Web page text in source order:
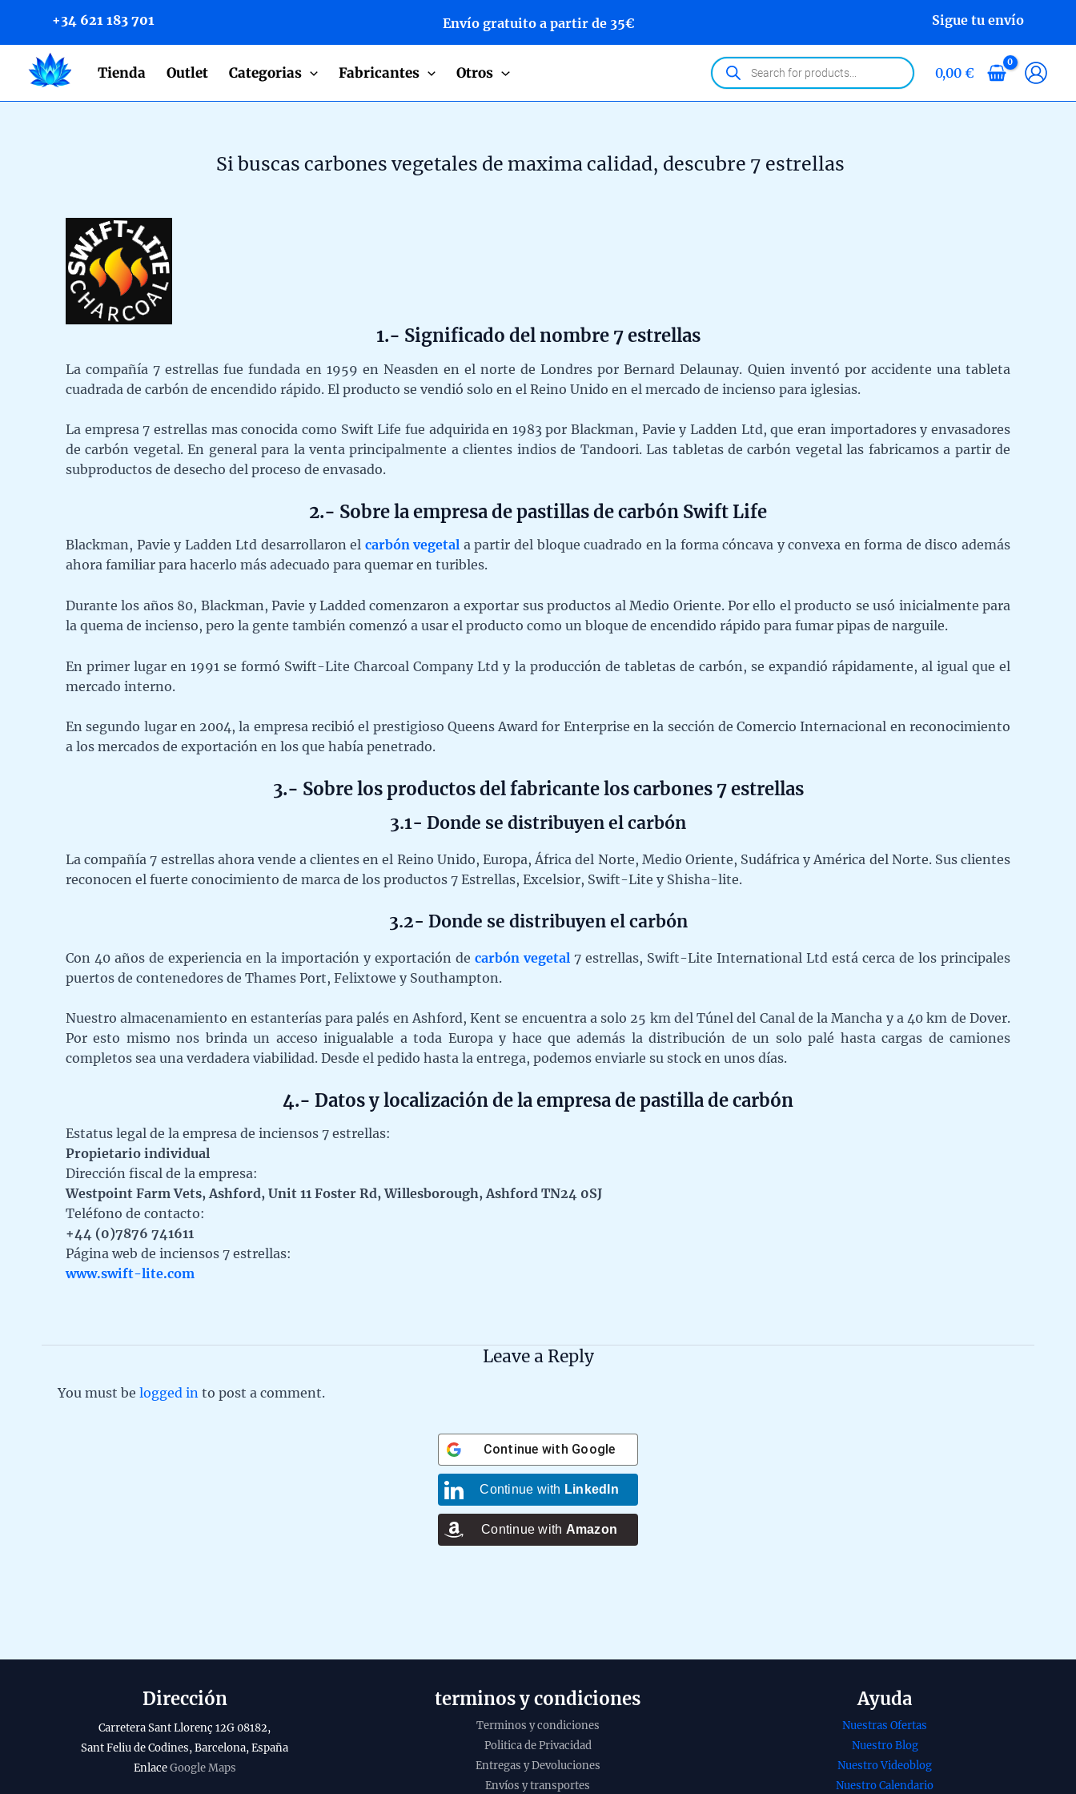
+34 621 183 701 Envío gratuito a partir de 35€ Sigue tu envío
Tienda Outlet Categorias Fabricantes Otros
Products
search
0,00 €
Si buscas carbones vegetales de maxima calidad, descubre 7 estrellas
1.- Significado del nombre 7 estrellas
La compañía 7 estrellas fue fundada en 1959 en Neasden en el norte de Londres por Bernard Delaunay. Quien inventó por accidente una tableta
cuadrada de carbón de encendido rápido. El producto se vendió solo en el Reino Unido en el mercado de incienso para iglesias.
La empresa 7 estrellas mas conocida como Swift Life fue adquirida en 1983 por Blackman, Pavie y Ladden Ltd, que eran importadores y envasadores
de carbón vegetal. En general para la venta principalmente a clientes indios de Tandoori. Las tabletas de carbón vegetal las fabricamos a partir de
subproductos de desecho del proceso de envasado.
2.- Sobre la empresa de pastillas de carbón Swift Life
Blackman, Pavie y Ladden Ltd desarrollaron el carbón vegetal a partir del bloque cuadrado en la forma cóncava y convexa en forma de disco además
ahora familiar para hacerlo más adecuado para quemar en turibles.
Durante los años 80, Blackman, Pavie y Ladded comenzaron a exportar sus productos al Medio Oriente. Por ello el producto se usó inicialmente para
la quema de incienso, pero la gente también comenzó a usar el producto como un bloque de encendido rápido para fumar pipas de narguile.
En primer lugar en 1991 se formó Swift-Lite Charcoal Company Ltd y la producción de tabletas de carbón, se expandió rápidamente, al igual que el
mercado interno.
En segundo lugar en 2004, la empresa recibió el prestigioso Queens Award for Enterprise en la sección de Comercio Internacional en reconocimiento
a los mercados de exportación en los que había penetrado.
3.- Sobre los productos del fabricante los carbones 7 estrellas
3.1- Donde se distribuyen el carbón
La compañía 7 estrellas ahora vende a clientes en el Reino Unido, Europa, África del Norte, Medio Oriente, Sudáfrica y América del Norte. Sus clientes
reconocen el fuerte conocimiento de marca de los productos 7 Estrellas, Excelsior, Swift-Lite y Shisha-lite.
3.2- Donde se distribuyen el carbón
Con 40 años de experiencia en la importación y exportación de carbón vegetal 7 estrellas, Swift-Lite International Ltd está cerca de los principales
puertos de contenedores de Thames Port, Felixtowe y Southampton.
Nuestro almacenamiento en estanterías para palés en Ashford, Kent se encuentra a solo 25 km del Túnel del Canal de la Mancha y a 40 km de Dover.
Por esto mismo nos brinda un acceso inigualable a toda Europa y hace que además la distribución de un solo palé hasta cargas de camiones
completos sea una verdadera viabilidad. Desde el pedido hasta la entrega, podemos enviarle su stock en unos días.
4.- Datos y localización de la empresa de pastilla de carbón
Estatus legal de la empresa de inciensos 7 estrellas:
Propietario individual
Dirección fiscal de la empresa:
Westpoint Farm Vets, Ashford, Unit 11 Foster Rd, Willesborough, Ashford TN24 0SJ
Teléfono de contacto:
+44 (0)7876 741611
Página web de inciensos 7 estrellas:
www.swift-lite.com
Leave a Reply
You must be logged in to post a comment.
Continue with Google
Continue with LinkedIn
Continue with Amazon
Dirección
Carretera Sant Llorenç 12G 08182,
Sant Feliu de Codines, Barcelona, España
EnlaceGoogle Maps
terminos y condiciones
Terminos y condiciones
Politica de Privacidad
Entregas y Devoluciones
Envíos y transportes
Ayuda
Nuestras Ofertas
Nuestro Blog
Nuestro Videoblog
Nuestro Calendario